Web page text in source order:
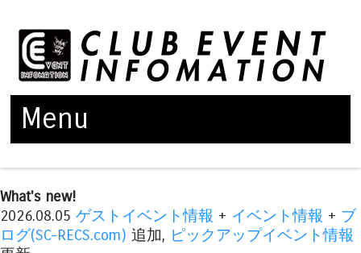
Menu
What's new!
2026.08.05 ゲストイベント情報 + イベント情報 + ブ
ログ(SC-RECS.com) 追加, ピックアップイベント情報